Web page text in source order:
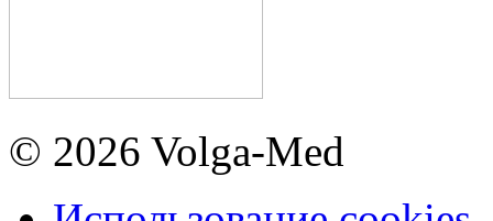
© 2026 Volga-Med